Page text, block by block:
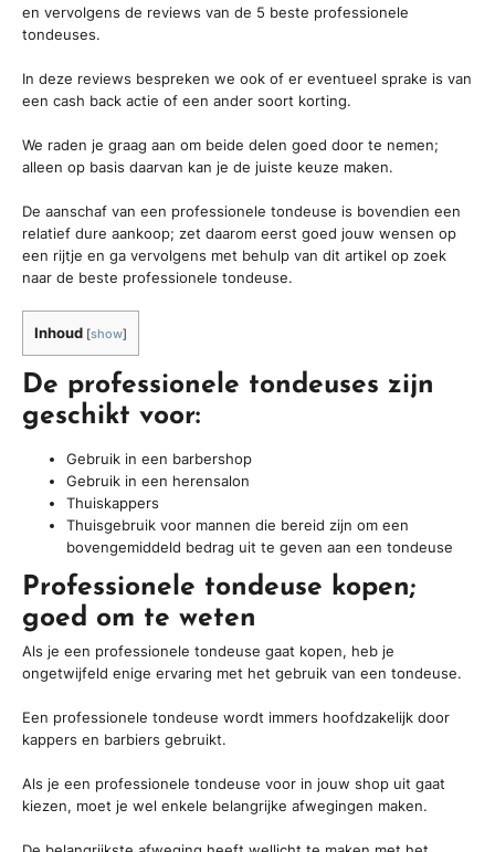
en vervolgens de reviews van de 5 beste professionele
tondeuses.
In deze reviews bespreken we ook of er eventueel sprake is van
een cash back actie of een ander soort korting.
We raden je graag aan om beide delen goed door te nemen;
alleen op basis daarvan kan je de juiste keuze maken.
De aanschaf van een professionele tondeuse is bovendien een
relatief dure aankoop; zet daarom eerst goed jouw wensen op
een rijtje en ga vervolgens met behulp van dit artikel op zoek
naar de beste professionele tondeuse.
Inhoud [show]
De professionele tondeuses zijn
geschikt voor:
Gebruik in een barbershop
Gebruik in een herensalon
Thuiskappers
Thuisgebruik voor mannen die bereid zijn om een
bovengemiddeld bedrag uit te geven aan een tondeuse
Professionele tondeuse kopen;
goed om te weten
Als je een professionele tondeuse gaat kopen, heb je
ongetwijfeld enige ervaring met het gebruik van een tondeuse.
Een professionele tondeuse wordt immers hoofdzakelijk door
kappers en barbiers gebruikt.
Als je een professionele tondeuse voor in jouw shop uit gaat
kiezen, moet je wel enkele belangrijke afwegingen maken.